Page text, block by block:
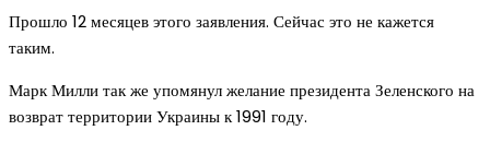
Прошло 12 месяцев этого заявления. Сейчас это не кажется
таким.
Марк Милли так же упомянул желание президента Зеленского на
возврат территории Украины к 1991 году.